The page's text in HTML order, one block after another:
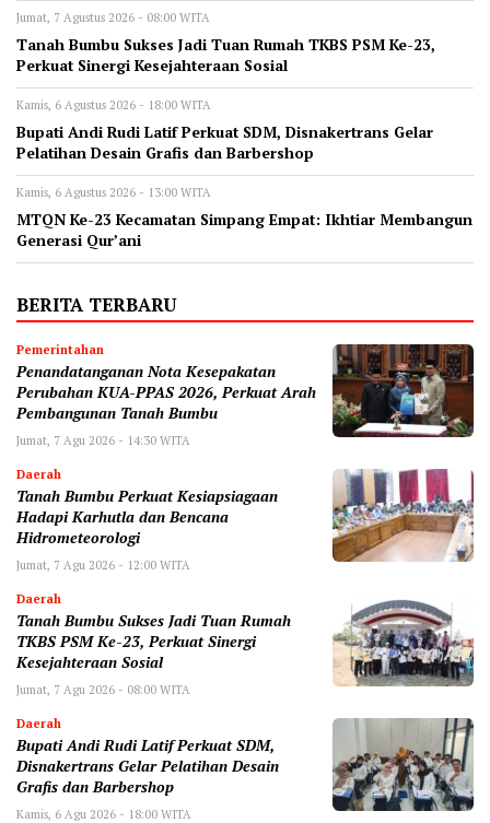
Jumat, 7 Agustus 2026 - 08:00 WITA
Tanah Bumbu Sukses Jadi Tuan Rumah TKBS PSM Ke-23,
Perkuat Sinergi Kesejahteraan Sosial
Kamis, 6 Agustus 2026 - 18:00 WITA
Bupati Andi Rudi Latif Perkuat SDM, Disnakertrans Gelar
Pelatihan Desain Grafis dan Barbershop
Kamis, 6 Agustus 2026 - 13:00 WITA
MTQN Ke-23 Kecamatan Simpang Empat: Ikhtiar Membangun
Generasi Qur’ani
BERITA TERBARU
Pemerintahan
Penandatanganan Nota Kesepakatan
Perubahan KUA-PPAS 2026, Perkuat Arah
Pembangunan Tanah Bumbu
Jumat, 7 Agu 2026 - 14:30 WITA
Daerah
Tanah Bumbu Perkuat Kesiapsiagaan
Hadapi Karhutla dan Bencana
Hidrometeorologi
Jumat, 7 Agu 2026 - 12:00 WITA
Daerah
Tanah Bumbu Sukses Jadi Tuan Rumah
TKBS PSM Ke-23, Perkuat Sinergi
Kesejahteraan Sosial
Jumat, 7 Agu 2026 - 08:00 WITA
Daerah
Bupati Andi Rudi Latif Perkuat SDM,
Disnakertrans Gelar Pelatihan Desain
Grafis dan Barbershop
Kamis, 6 Agu 2026 - 18:00 WITA